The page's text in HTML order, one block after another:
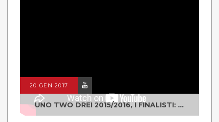
20 GEN 2017
UNO TWO DREI 2015/2016, I FINALISTI: CLASSE IV ALS ISTITUTO "DEGASPERI" BORGO VALSUGANA